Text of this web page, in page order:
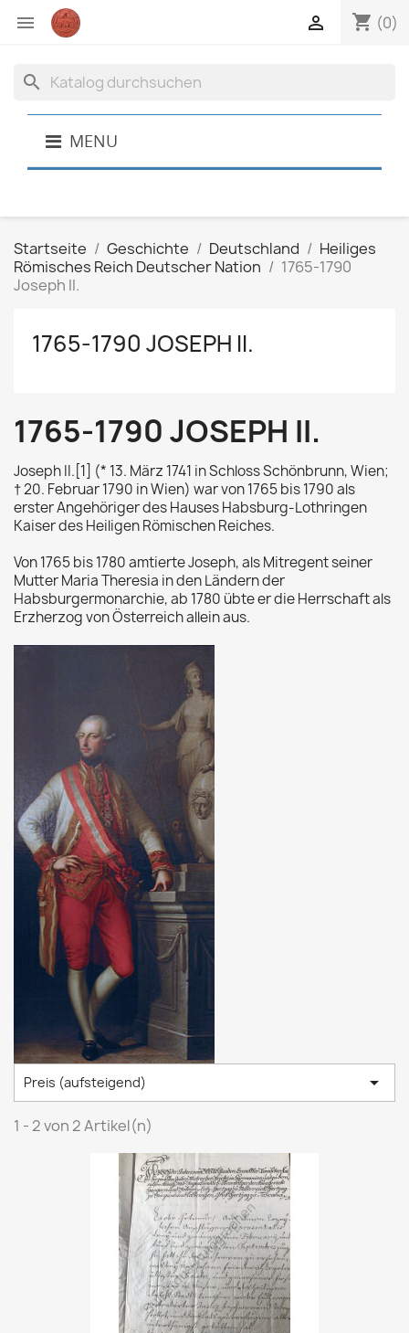
 shopping_cart (0)

search
MENU
Startseite Geschichte Deutschland
Heiliges
Römisches Reich Deutscher Nation
1765-1790
Joseph II.
1765-1790 JOSEPH II.
1765-1790 JOSEPH II.
Joseph II.[1] (* 13. März 1741 in Schloss Schönbrunn, Wien;
† 20. Februar 1790 in Wien) war von 1765 bis 1790 als
erster Angehöriger des Hauses Habsburg-Lothringen
Kaiser des Heiligen Römischen Reiches.
Von 1765 bis 1780 amtierte Joseph, als Mitregent seiner
Mutter Maria Theresia in den Ländern der
Habsburgermonarchie, ab 1780 übte er die Herrschaft als
Erzherzog von Österreich allein aus.
Preis (aufsteigend) 
1 - 2 von 2 Artikel(n)